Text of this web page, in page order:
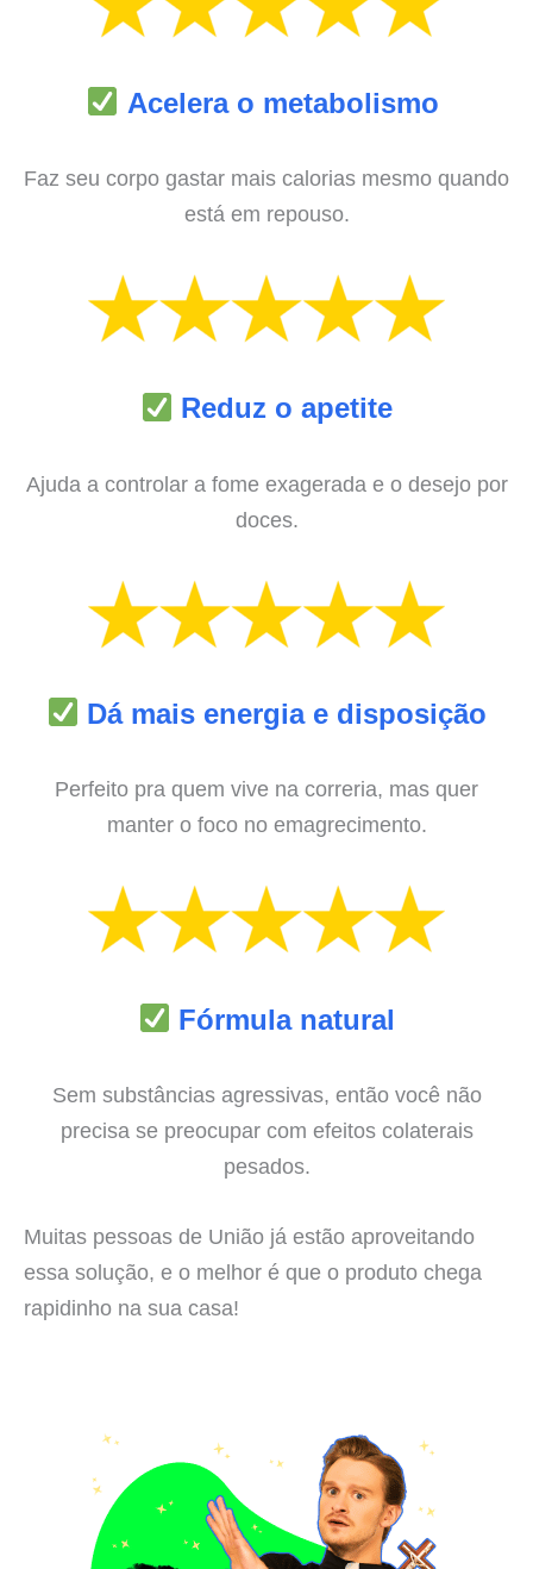
Acelera o metabolismo
Faz seu corpo gastar mais calorias mesmo quando
está em repouso.
Reduz o apetite
Ajuda a controlar a fome exagerada e o desejo por
doces.
Dá mais energia e disposição
Perfeito pra quem vive na correria, mas quer
manter o foco no emagrecimento.
Fórmula natural
Sem substâncias agressivas, então você não
precisa se preocupar com efeitos colaterais
pesados.
Muitas pessoas de União já estão aproveitando
essa solução, e o melhor é que o produto chega
rapidinho na sua casa!